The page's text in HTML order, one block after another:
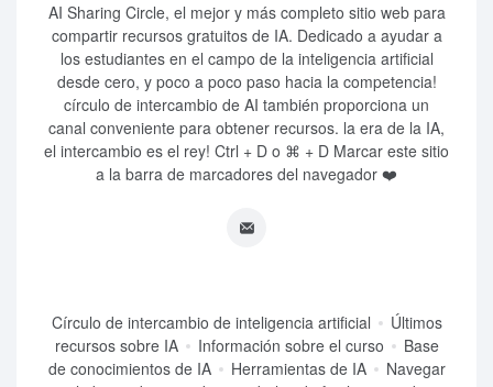
AI Sharing Circle, el mejor y más completo sitio web para
compartir recursos gratuitos de IA. Dedicado a ayudar a
los estudiantes en el campo de la inteligencia artificial
desde cero, y poco a poco paso hacia la competencia!
círculo de intercambio de AI también proporciona un
canal conveniente para obtener recursos. la era de la IA,
el intercambio es el rey! Ctrl + D o ⌘ + D Marcar este sitio
a la barra de marcadores del navegador ❤️
Círculo de intercambio de inteligencia artificial
Últimos
recursos sobre IA
Información sobre el curso
Base
de conocimientos de IA
Herramientas de IA
Navegar